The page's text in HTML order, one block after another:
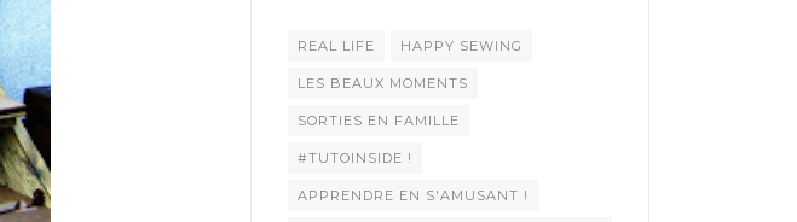
REAL LIFE HAPPY SEWING
LES BEAUX MOMENTS
SORTIES EN FAMILLE
#TUTOINSIDE !
APPRENDRE EN S'AMUSANT !